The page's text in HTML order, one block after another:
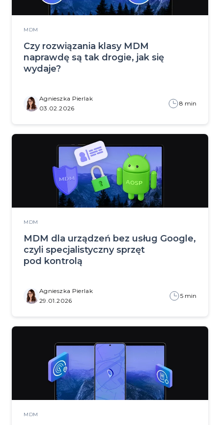
MDM
Czy rozwiązania klasy MDM
naprawdę są tak drogie, jak się
wydaje?
Agnieszka Pierlak
03.02.2026
8 min
MDM
MDM dla urządzeń bez usług Google,
czyli specjalistyczny sprzęt
pod kontrolą
Agnieszka Pierlak
29.01.2026
5 min
MDM